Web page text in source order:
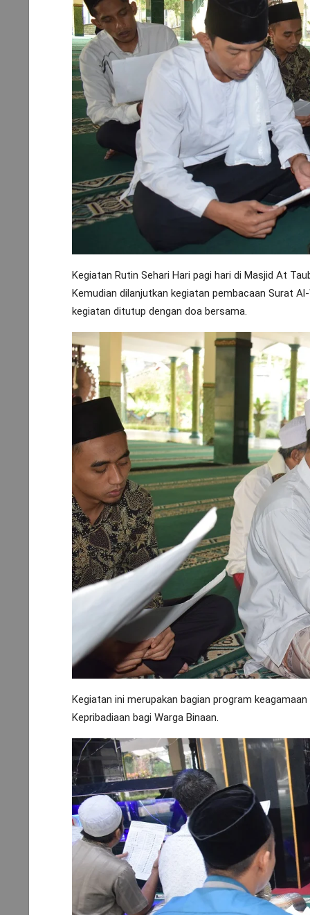
Kegiatan Rutin Sehari Hari pagi hari di Masjid At
Kemudian dilanjutkan kegiatan pembacaan Surat
kegiatan ditutup dengan doa bersama.
Kegiatan ini merupakan bagian program
Kepribadiaan bagi Warga Binaan.